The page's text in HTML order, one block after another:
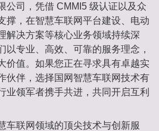
公司，凭借 CMMI5 级认证以及众
撑，在智慧车联网平台建设、电动
解决方案等核心业务领域持续深
以专业、高效、可靠的服务理念，
价值。如果您正在寻求具有卓越实
伙伴，选择国网智慧车联网技术有
业领军者携手共进，共同开启互利
车联网领域的顶尖技术与创新服